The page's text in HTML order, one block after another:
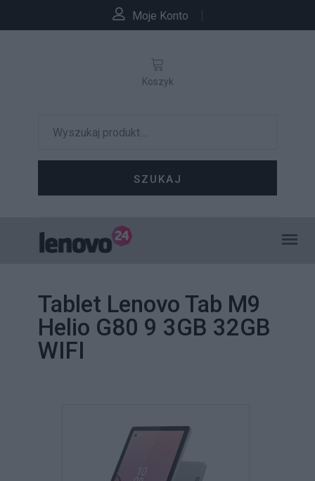
Moje Konto
SZUKAJ
Koszyk
Tablet Lenovo Tab M9
Helio G80 9 3GB 32GB
WIFI